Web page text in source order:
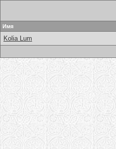
Имя
Kolia Lum